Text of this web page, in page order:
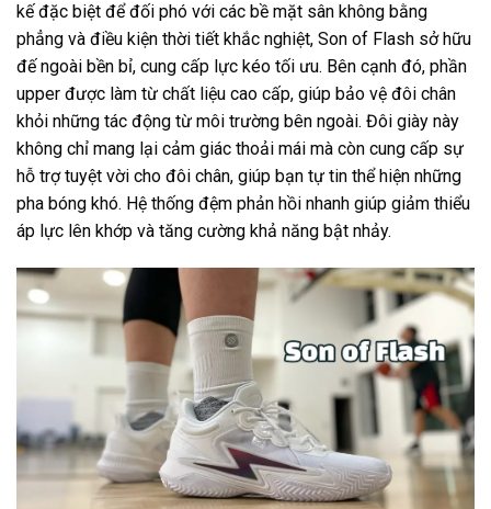
kế đặc biệt để đối phó với các bề mặt sân không bằng
phẳng và điều kiện thời tiết khắc nghiệt, Son of Flash sở hữu
đế ngoài bền bỉ, cung cấp lực kéo tối ưu. Bên cạnh đó, phần
upper được làm từ chất liệu cao cấp, giúp bảo vệ đôi chân
khỏi những tác động từ môi trường bên ngoài. Đôi giày này
không chỉ mang lại cảm giác thoải mái mà còn cung cấp sự
hỗ trợ tuyệt vời cho đôi chân, giúp bạn tự tin thể hiện những
pha bóng khó. Hệ thống đệm phản hồi nhanh giúp giảm thiểu
áp lực lên khớp và tăng cường khả năng bật nhảy.